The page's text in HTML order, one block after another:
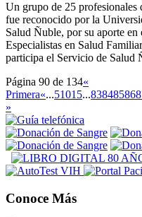
Un grupo de 25
fue reconocido por la
Salud Ñuble, por su aporte
Especialistas en Salud
participa el Servicio de
Página 90 de 134«
Primera«...51015...83848586
»
Conoce Más